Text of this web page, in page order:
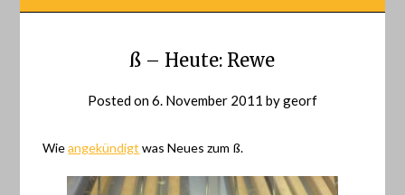
ß – Heute: Rewe
Posted on6. November 2011 bygeorf
Wieangekündigt was Neues zum ß.